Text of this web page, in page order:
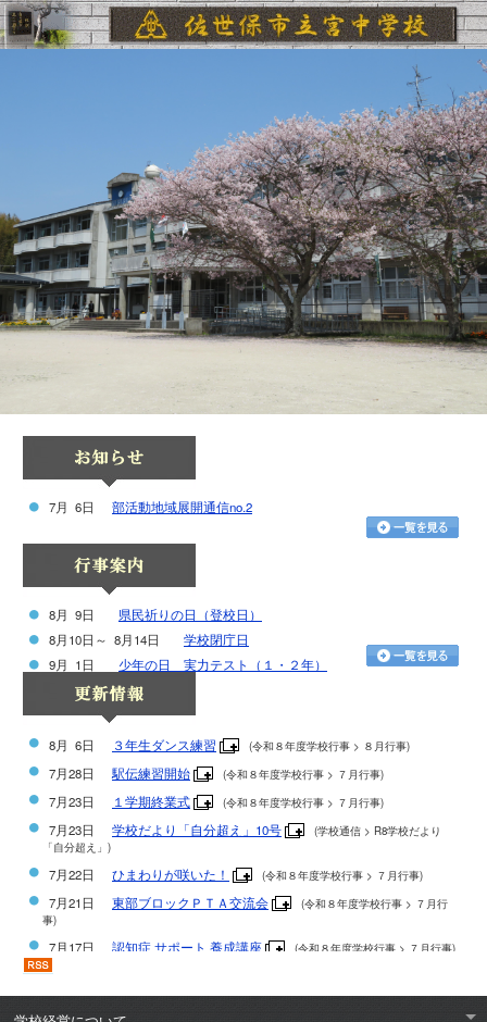
7月 6日 部活動地域展開通信no.2
8月 9日
県民祈りの日（登校日）
8月10日～ 8月14日
学校閉庁日
9月 1日
少年の日 実力テスト（１・２年）
8月 6日 ３年生ダンス練習 (令和８年度学校行事 > ８月行事)
7月28日 駅伝練習開始 (令和８年度学校行事 > ７月行事)
7月23日 １学期終業式 (令和８年度学校行事 > ７月行事)
7月23日 学校だより「自分超え」10号 (学校通信 > R8学校だより
「自分超え」)
7月22日 ひまわりが咲いた！ (令和８年度学校行事 > ７月行事)
7月21日 東部ブロックＰＴＡ交流会 (令和８年度学校行事 > ７月行
事)
7月17日 認知症 サポート 養成講座 (令和８年度学校行事 > ７月行事)
7月16日